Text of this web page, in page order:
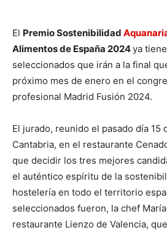
El Premio Sostenibilidad
Alimentos de España 2024ya
seleccionados que irán a la final
próximo mes de enero en el
profesional Madrid Fusión 2024.
El jurado, reunido el pasado día 15
Cantabria, en el restaurante
que decidir los tres mejores
el auténtico espíritu de la
hostelería en todo el territorio
seleccionados fueron, la chef
restaurante Lienzo de Valencia,